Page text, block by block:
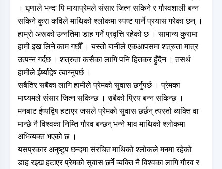
। घृणाले भन्दा पि मायाप्रेमले संसार जित्न सकिने र गौरवशाली बन्न
सकिने कुरा कविले माथिको श्लोकमा स्पष्ट पार्ने प्रयास गरेका छन् ।
हाम्रो अरूको उन्नतिमा डाह गर्ने प्रवृत्ति रहेको छ । सामान्य कुरामा
हामी इख लिने काम गछौँ । यस्तो बानीले एकआपसमा शत्रुता मात्र
उत्पन्न गर्दछ । शत्रुता कसैका लागि पनि हितकर हुँदैन । तसर्थ
हामीले ईर्ष्याद्वेष त्याग्नुपर्छ ।
सबैतिर सबैका लागि हामीले प्रेमको सुवास छर्नुपर्छ । प्रेमका
माध्यमले संसार जित्न सकिन्छ । सबैको प्रिय बन्न सकिन्छ ।
मनबाट ईष्यद्विष हटाएर जसले प्रेमको सुवास छर्छन् त्यस्तो व्यक्ति वा
मान्छे नै विश्वका निम्ति गौरव बन्छन् भन्ने भाव माथिको श्लोकमा
अभिव्यक्त भएको छ ।
यसप्रकार अनुष्टुप छन्दमा संरचित माथिको श्लोकले मनमा रहेको
डाह रइख हटाएर प्रेमको सुवास छर्ने व्यक्ति नै विश्वका लागि गौरव र